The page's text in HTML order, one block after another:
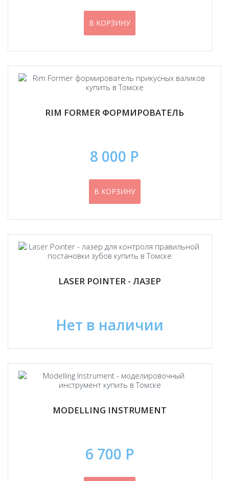
В КОРЗИНУ
RIM FORMER ФОРМИРОВАТЕЛЬ
8 000 Р
В КОРЗИНУ
LASER POINTER - ЛАЗЕР
Нет в наличии
MODELLING INSTRUMENT
6 700 Р